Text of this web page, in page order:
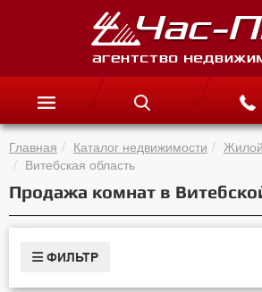
Главная Каталог недвижимости
Витебская область
Продажа комнат в
ФИЛЬТР